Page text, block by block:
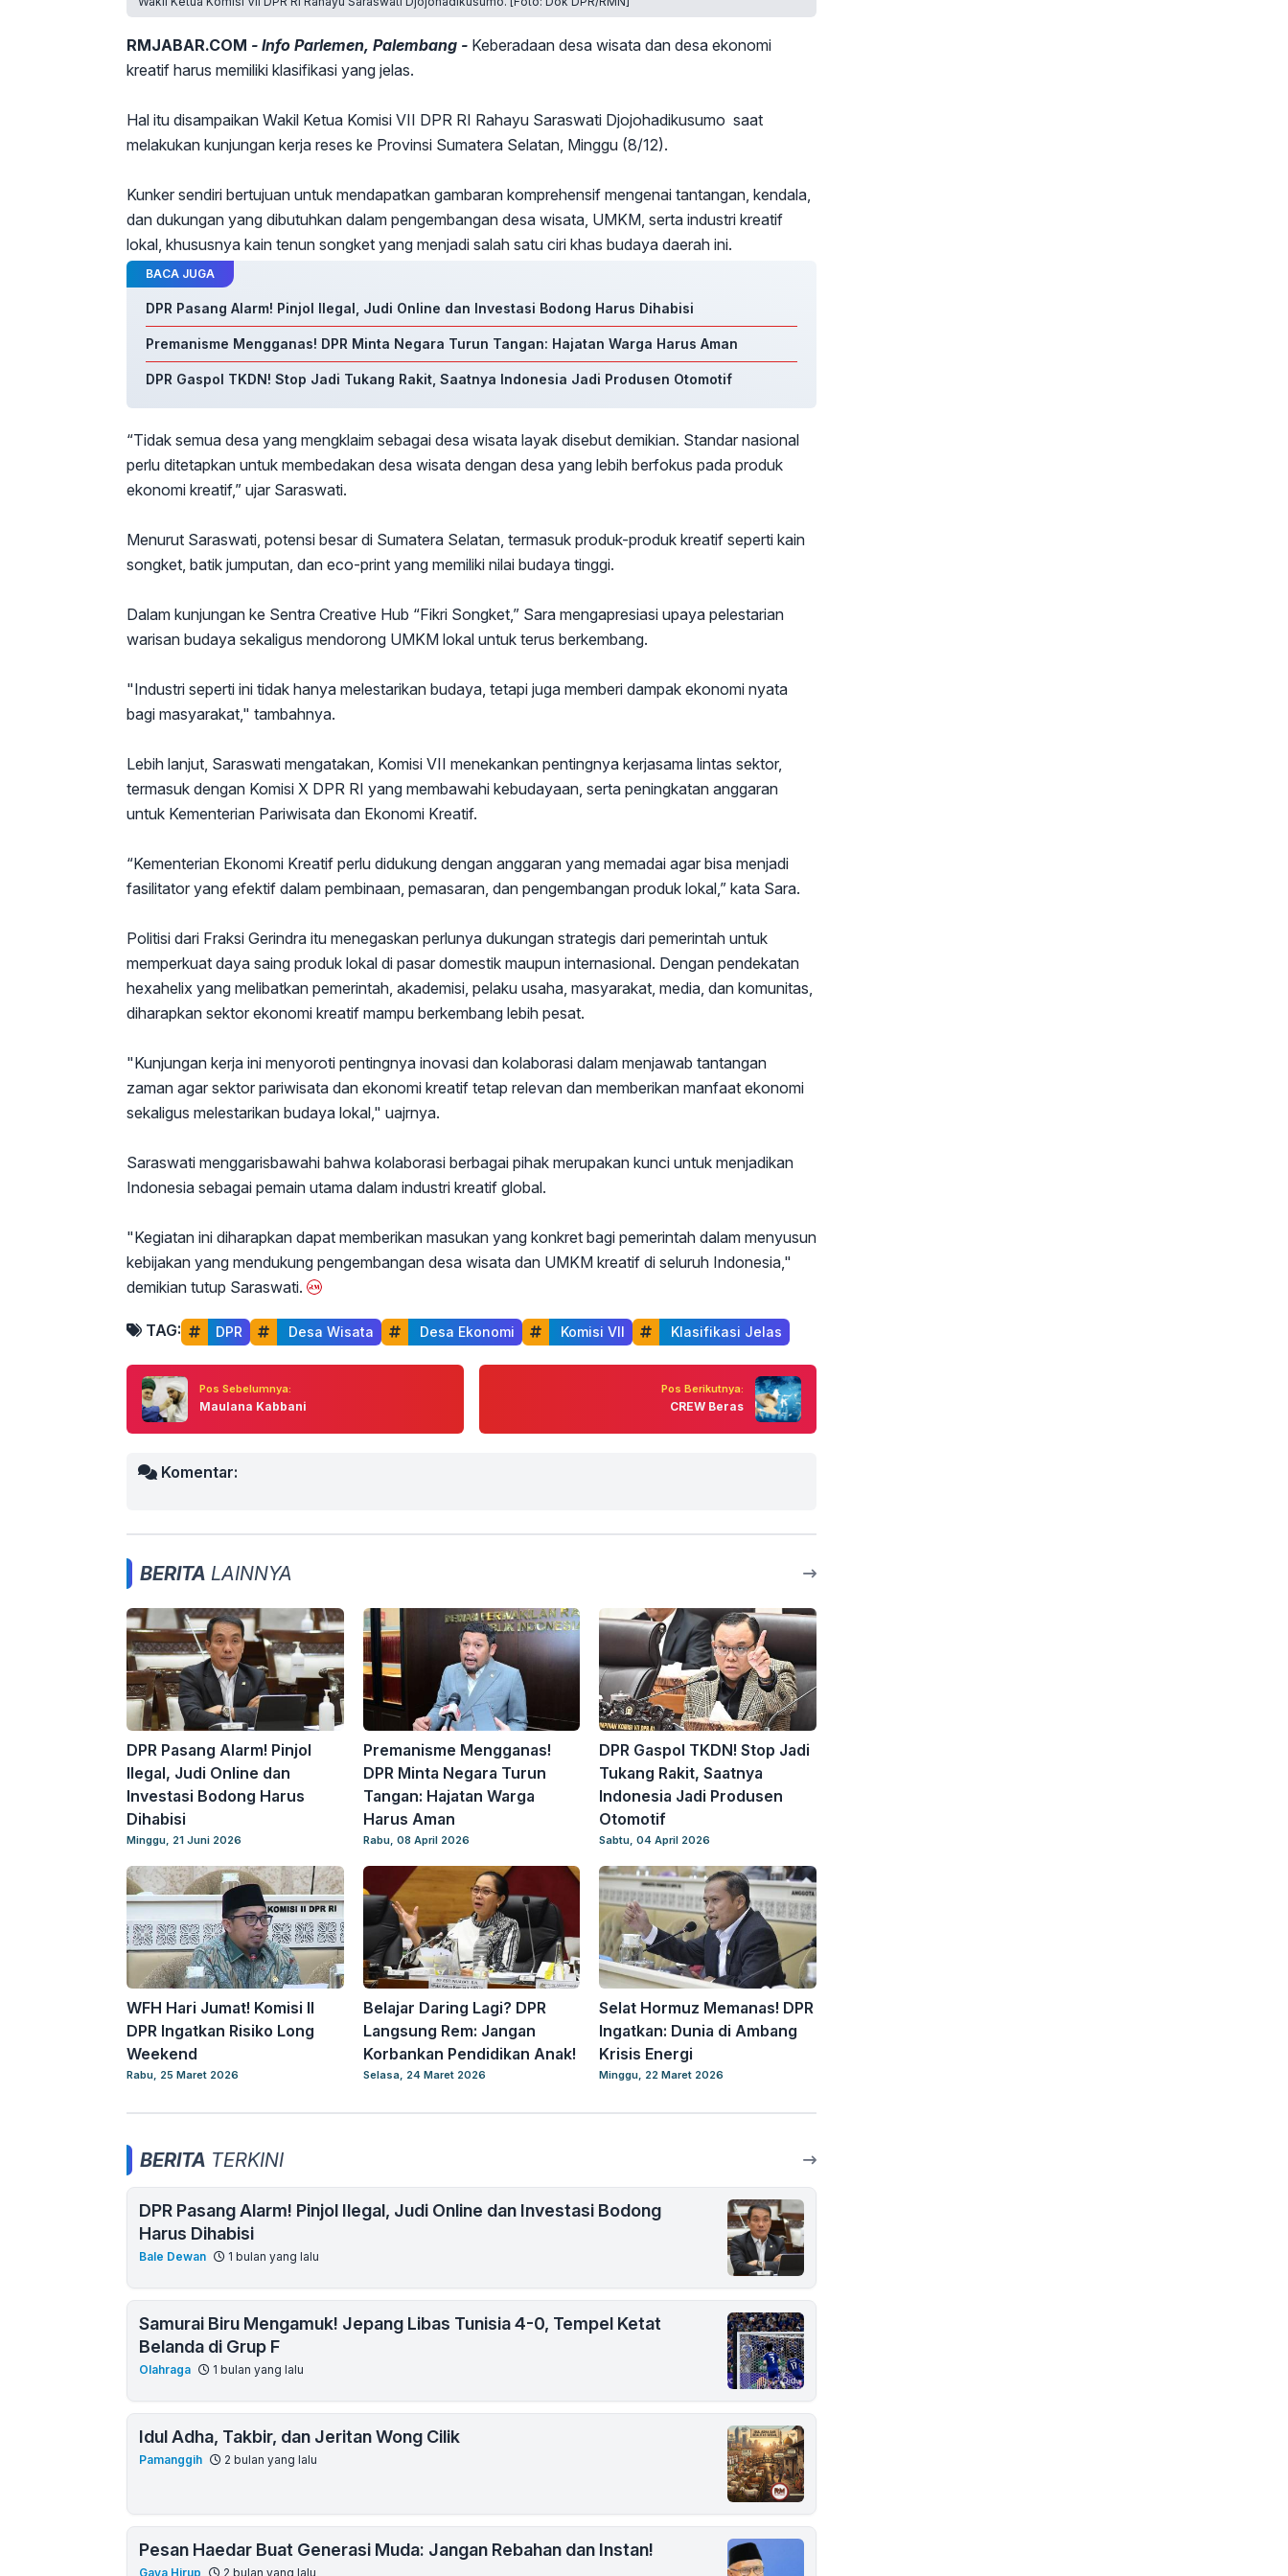
RMJABAR.COM - Info Parlemen, Palembang - Keberadaan desa wisata dan desa ekonomi
kreatif harus memiliki klasifikasi yang jelas.
Hal itu disampaikan Wakil Ketua Komisi VII DPR RI Rahayu Saraswati Djojohadikusumo saat
melakukan kunjungan kerja reses ke Provinsi Sumatera Selatan, Minggu (8/12).
Kunker sendiri bertujuan untuk mendapatkan gambaran komprehensif mengenai tantangan, kendala,
dan dukungan yang dibutuhkan dalam pengembangan desa wisata, UMKM, serta industri kreatif
lokal, khususnya kain tenun songket yang menjadi salah satu ciri khas budaya daerah ini.
BACA JUGA
DPR Pasang Alarm! Pinjol Ilegal, Judi Online dan Investasi Bodong Harus Dihabisi
Premanisme Mengganas! DPR Minta Negara Turun Tangan: Hajatan Warga Harus Aman
DPR Gaspol TKDN! Stop Jadi Tukang Rakit, Saatnya Indonesia Jadi Produsen Otomotif
“Tidak semua desa yang mengklaim sebagai desa wisata layak disebut demikian. Standar nasional
perlu ditetapkan untuk membedakan desa wisata dengan desa yang lebih berfokus pada produk
ekonomi kreatif,” ujar Saraswati.
Menurut Saraswati, potensi besar di Sumatera Selatan, termasuk produk-produk kreatif seperti kain
songket, batik jumputan, dan eco-print yang memiliki nilai budaya tinggi.
Dalam kunjungan ke Sentra Creative Hub “Fikri Songket,” Sara mengapresiasi upaya pelestarian
warisan budaya sekaligus mendorong UMKM lokal untuk terus berkembang.
"Industri seperti ini tidak hanya melestarikan budaya, tetapi juga memberi dampak ekonomi nyata
bagi masyarakat," tambahnya.
Lebih lanjut, Saraswati mengatakan, Komisi VII menekankan pentingnya kerjasama lintas sektor,
termasuk dengan Komisi X DPR RI yang membawahi kebudayaan, serta peningkatan anggaran
untuk Kementerian Pariwisata dan Ekonomi Kreatif.
“Kementerian Ekonomi Kreatif perlu didukung dengan anggaran yang memadai agar bisa menjadi
fasilitator yang efektif dalam pembinaan, pemasaran, dan pengembangan produk lokal,” kata Sara.
Politisi dari Fraksi Gerindra itu menegaskan perlunya dukungan strategis dari pemerintah untuk
memperkuat daya saing produk lokal di pasar domestik maupun internasional. Dengan pendekatan
hexahelix yang melibatkan pemerintah, akademisi, pelaku usaha, masyarakat, media, dan komunitas,
diharapkan sektor ekonomi kreatif mampu berkembang lebih pesat.
"Kunjungan kerja ini menyoroti pentingnya inovasi dan kolaborasi dalam menjawab tantangan
zaman agar sektor pariwisata dan ekonomi kreatif tetap relevan dan memberikan manfaat ekonomi
sekaligus melestarikan budaya lokal," uajrnya.
Saraswati menggarisbawahi bahwa kolaborasi berbagai pihak merupakan kunci untuk menjadikan
Indonesia sebagai pemain utama dalam industri kreatif global.
"Kegiatan ini diharapkan dapat memberikan masukan yang konkret bagi pemerintah dalam menyusun
kebijakan yang mendukung pengembangan desa wisata dan UMKM kreatif di seluruh Indonesia,"
demikian tutup Saraswati.
TAG: DPR Desa Wisata Desa Ekonomi Komisi VII Klasifikasi Jelas
Pos Sebelumnya:
Maulana Kabbani
Pos Berikutnya:
CREW Beras
Komentar:
BERITA LAINNYA
DPR Pasang Alarm! Pinjol
Ilegal, Judi Online dan
Investasi Bodong Harus
Dihabisi
Minggu, 21 Juni 2026
Premanisme Mengganas!
DPR Minta Negara Turun
Tangan: Hajatan Warga
Harus Aman
Rabu, 08 April 2026
DPR Gaspol TKDN! Stop Jadi
Tukang Rakit, Saatnya
Indonesia Jadi Produsen
Otomotif
Sabtu, 04 April 2026
WFH Hari Jumat! Komisi II
DPR Ingatkan Risiko Long
Weekend
Rabu, 25 Maret 2026
Belajar Daring Lagi? DPR
Langsung Rem: Jangan
Korbankan Pendidikan Anak!
Selasa, 24 Maret 2026
Selat Hormuz Memanas! DPR
Ingatkan: Dunia di Ambang
Krisis Energi
Minggu, 22 Maret 2026
BERITA TERKINI
DPR Pasang Alarm! Pinjol Ilegal, Judi Online dan Investasi Bodong
Harus Dihabisi
Bale Dewan 1 bulan yang lalu
Samurai Biru Mengamuk! Jepang Libas Tunisia 4-0, Tempel Ketat
Belanda di Grup F
Olahraga 1 bulan yang lalu
Idul Adha, Takbir, dan Jeritan Wong Cilik
Pamanggih 2 bulan yang lalu
Pesan Haedar Buat Generasi Muda: Jangan Rebahan dan Instan!
Gaya Hirup 2 bulan yang lalu